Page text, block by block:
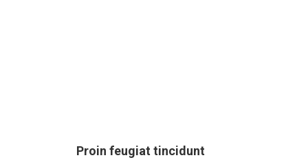
Proin feugiat tincidunt